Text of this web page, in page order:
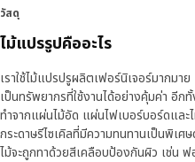
วัสดุ
ไม้แปรรูปคืออะไร
เราใช้ไม้แปรปรูผลิตเฟอร์นิเจอร์มากมา
เป็นทรัพยากรที่ใช้งานได้อย่างคุ้มค่า อี
ทำจากแผ่นไม้อัด แผ่นไฟเบอร์บอร์ดและ
กระดาษรีไซเคิลที่มีความทนทานเป็นพิเ
ไม้จะถูกทาด้วยสีเคลือบป้องกันผิว เช่น